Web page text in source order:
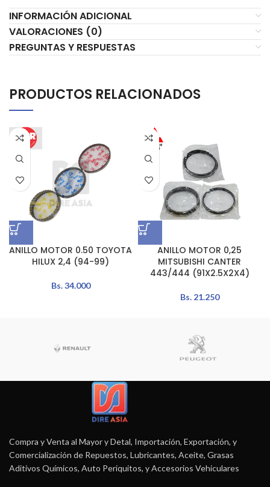
INFORMACIÓN ADICIONAL
VALORACIONES (0)
PREGUNTAS Y RESPUESTAS
PRODUCTOS RELACIONADOS
ANILLO MOTOR 0.50 TOYOTA
HILUX 2,4 (94-99)
Bs.34.000
ANILLO MOTOR 0,25
MITSUBISHI CANTER
443/444 (91X2.5X2X4)
Bs.21.250
Compra y Venta al Mayor y Detal, Importación, Exportación, y
Comercialización de Repuestos, Lubricantes, Aceite, Grasas
Aditivos Químicos, Auto Periquitos, y Accesorios Vehiculares